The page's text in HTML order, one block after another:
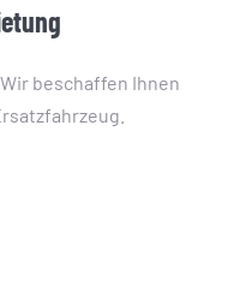
beschaffen Ihnen